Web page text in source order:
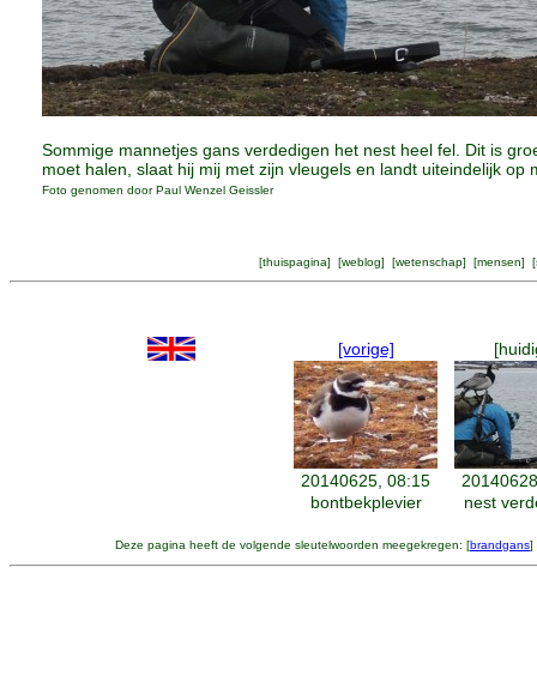
Sommige mannetjes gans verdedigen het nest heel fel. Dit is
moet halen, slaat hij mij met zijn vleugels en landt uiteindelijk op
Foto genomen door Paul Wenzel Geissler
[thuispagina] [weblog] [wetenschap] [mensen] [
[vorige]
20140625, 08:15
bontbekplevier
nest
Deze pagina heeft de volgende sleutelwoorden meegekregen: [brandgans]